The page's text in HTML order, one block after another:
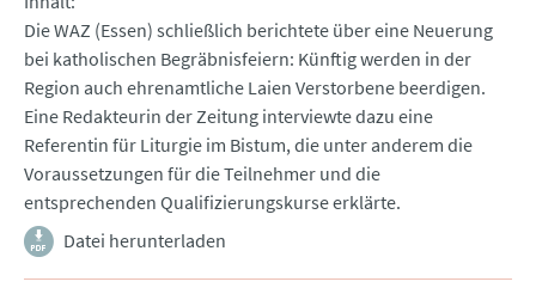
Die WAZ (Essen) schließlich berichtete über eine Neuerung
bei katholischen Begräbnisfeiern: Künftig werden in der
Region auch ehrenamtliche Laien Verstorbene beerdigen.
Eine Redakteurin der Zeitung interviewte dazu eine
Referentin für Liturgie im Bistum, die unter anderem die
Voraussetzungen für die Teilnehmer und die
entsprechenden Qualifizierungskurse erklärte.
Datei herunterladen